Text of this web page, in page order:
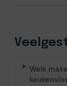
Welk